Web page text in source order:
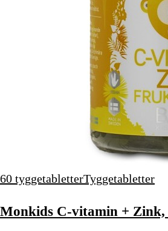
60 tyggetabletterTyggetabletter
Monkids C-vitamin + Zink,